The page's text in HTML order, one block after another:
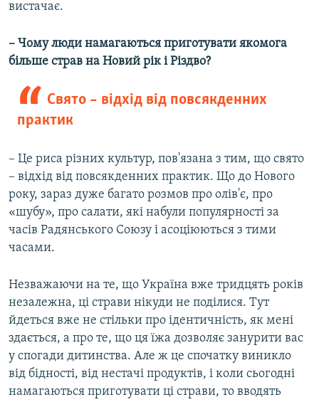
вистачає.
– Чому люди намагаються приготувати якомога
більше страв на Новий рік і Різдво?
Свято – відхід від повсякденних
практик
– Це риса різних культур, пов'язана з тим, що свято
– відхід від повсякденних практик. Що до Нового
року, зараз дуже багато розмов про олів'є, про
«шубу», про салати, які набули популярності за
часів Радянського Союзу і асоціюються з тими
часами.
Незважаючи на те, що Україна вже тридцять років
незалежна, ці страви нікуди не поділися. Тут
йдеться вже не стільки про ідентичність, як мені
здається, а про те, що ця їжа дозволяє занурити вас
у спогади дитинства. Але ж це спочатку виникло
від бідності, від нестачі продуктів, і коли сьогодні
намагаються приготувати ці страви, то вводять